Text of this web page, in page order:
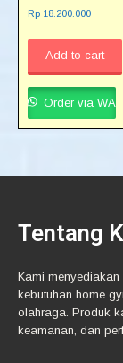
Rp 18.200.000
Add to cart
Order via WA
Tentang
Kami
kebutuhan home
olahraga. Produk
keamanan, dan